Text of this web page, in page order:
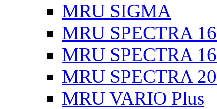
MRU SIGMA
MRU SPECTRA
MRU SPECTRA
MRU SPECTRA
MRU VARIO Plus